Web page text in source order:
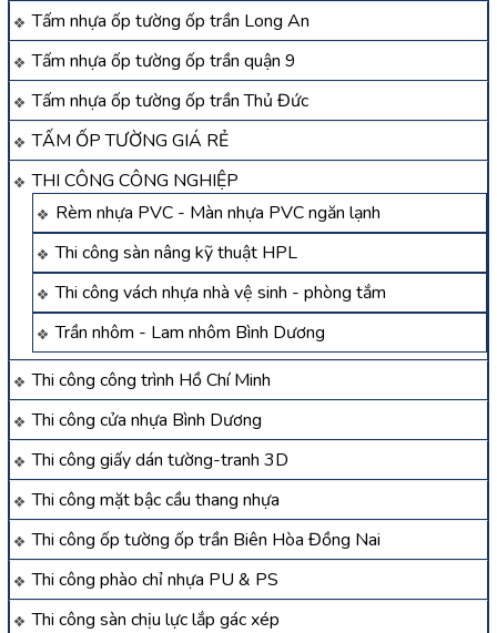
Tấm nhựa ốp tường ốp trần Long An
Tấm nhựa ốp tường ốp trần quận 9
Tấm nhựa ốp tường ốp trần Thủ Đức
TẤM ỐP TƯỜNG GIÁ RẺ
THI CÔNG CÔNG NGHIỆP
Rèm nhựa PVC - Màn nhựa PVC ngăn lạnh
Thi công sàn nâng kỹ thuật HPL
Thi công vách nhựa nhà vệ sinh - phòng tắm
Trần nhôm - Lam nhôm Bình Dương
Thi công công trình Hồ Chí Minh
Thi công cửa nhựa Bình Dương
Thi công giấy dán tường-tranh 3D
Thi công mặt bậc cầu thang nhựa
Thi công ốp tường ốp trần Biên Hòa Đồng Nai
Thi công phào chỉ nhựa PU & PS
Thi công sàn chịu lực lắp gác xép